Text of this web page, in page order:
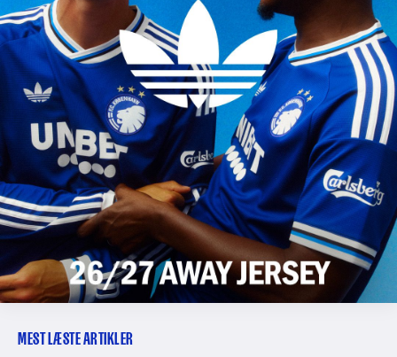
MEST LÆSTE ARTIKLER